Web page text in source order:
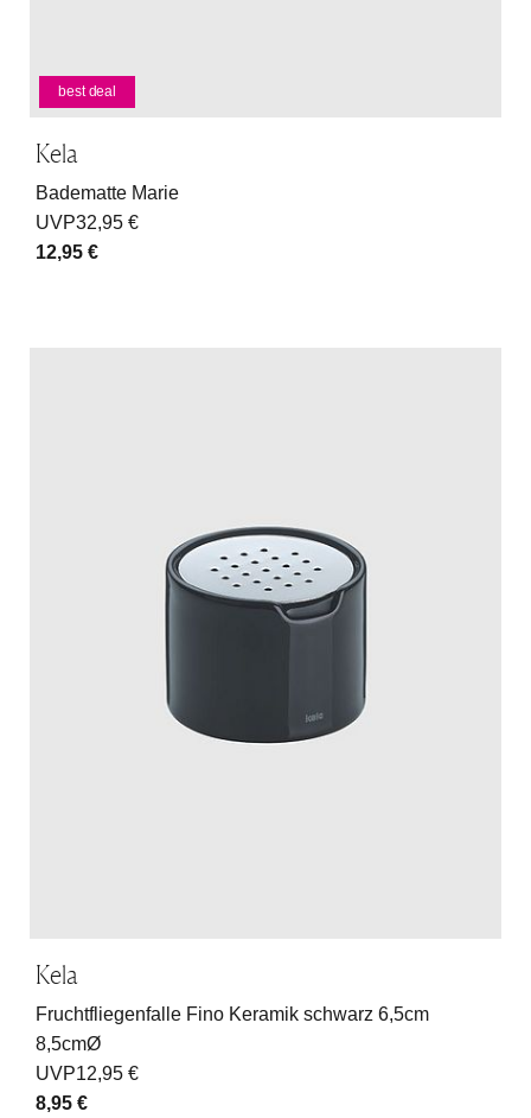
best deal
Kela
Badematte Marie
UVP32,95 €
12,95 €
Kela
Fruchtfliegenfalle Fino Keramik schwarz 6,5cm
8,5cmØ
UVP12,95 €
8,95 €